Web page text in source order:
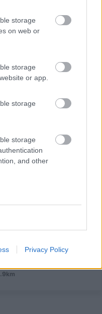
storage
on web or
storage
or app.
storage
storage
and other
Privacy Policy
con camere e piazzole